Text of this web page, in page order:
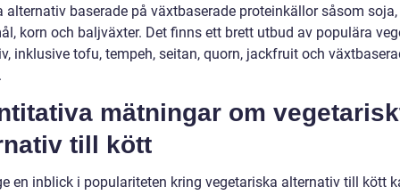
alternativ baserade på växtbaserade proteinkällor såsom soja,
korn och baljväxter. Det finns ett brett utbud av populära
inklusive tofu, tempeh, seitan, quorn, jackfruit och
mätningar om
till kött
en inblick i populariteten kring vegetariska alternativ till kött